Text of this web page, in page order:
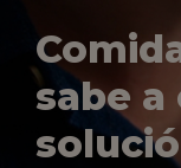
sabe a